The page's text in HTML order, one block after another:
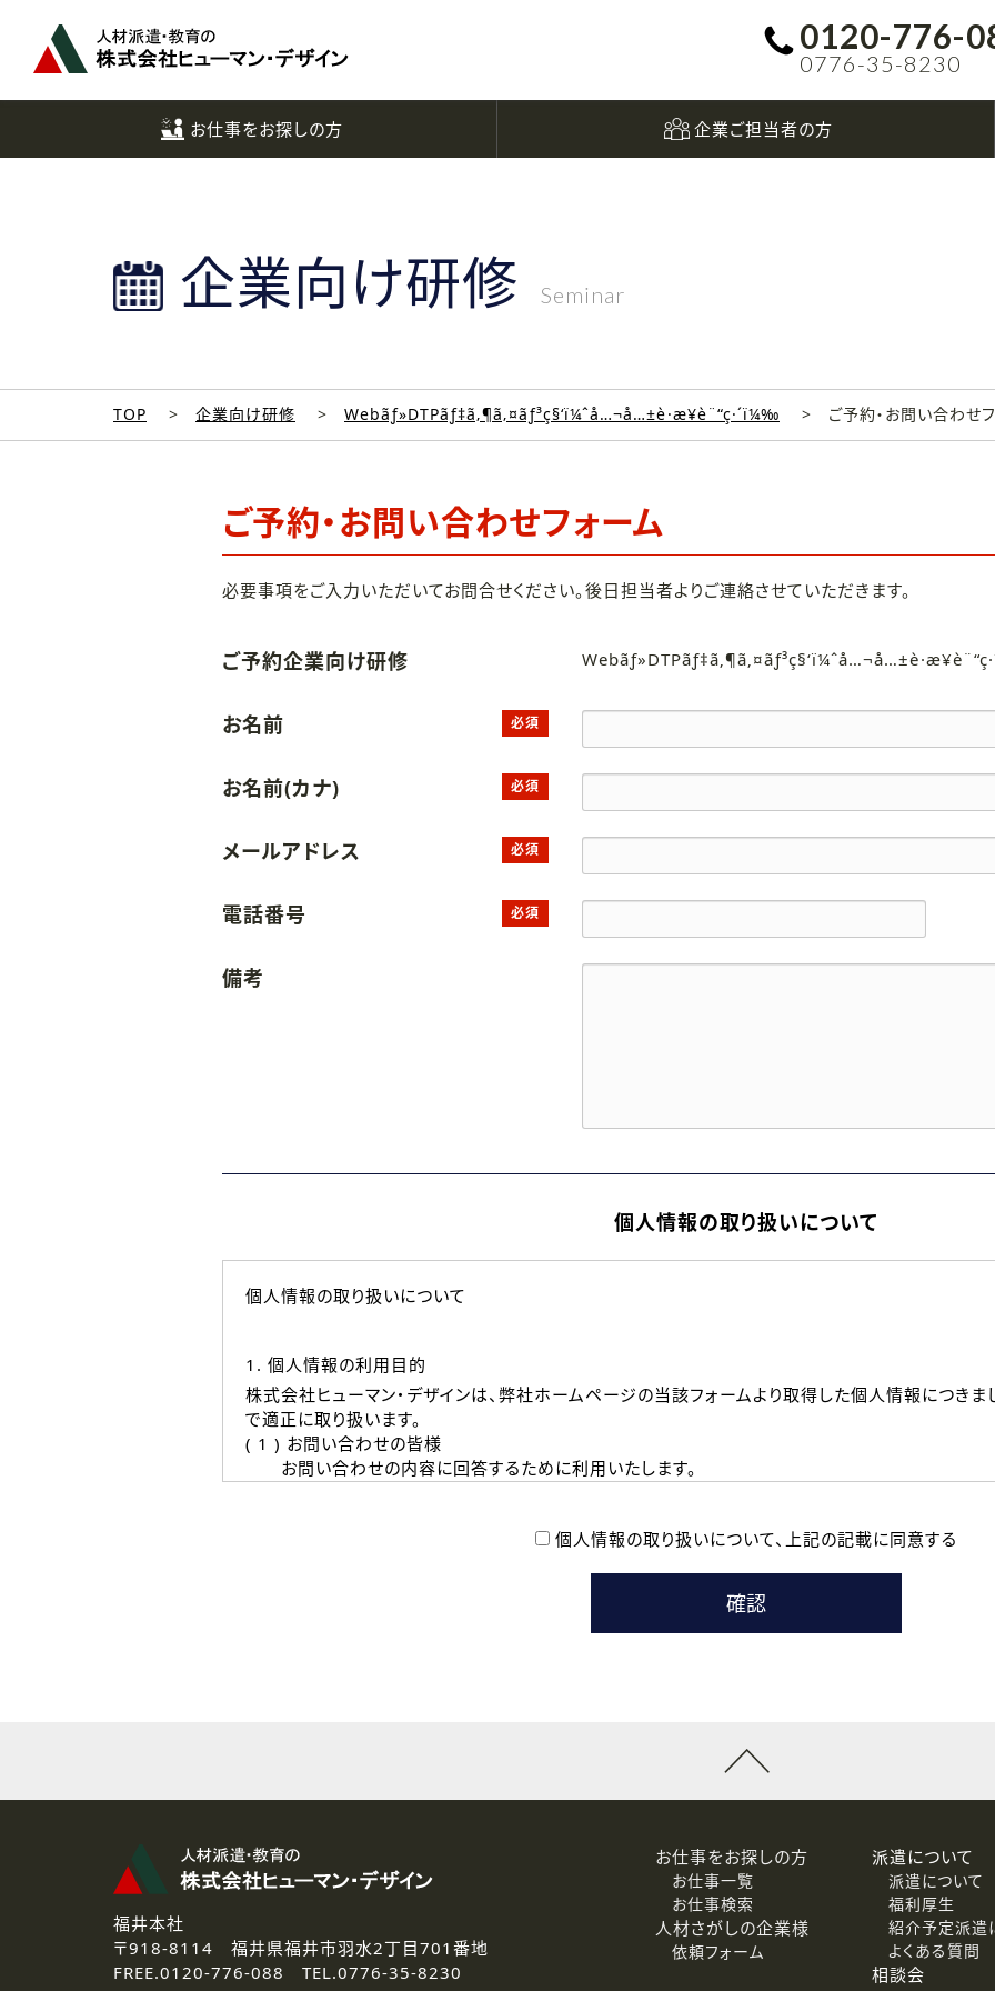
0120-776-
0776-35-8230
お仕事をお探しの方 企業ご担当者の方
企業向け研修 Seminar
TOP 企業向け研修 Webãƒ»DTPãƒ‡ã‚¶ã‚¤ãƒ³ç§‘ï¼ˆå…¬å…±è·æ¥­è¨“ç·´ï¼‰ ご予約・お問い合わせ
ご予約・お問い合わせフォーム
必要事項をご入力いただいてお問合せください。後日担当者よりご連絡させていただきます。
ご予約企業向け研修
お名前 必須
お名前(カナ) 必須
メールアドレス 必須
電話番号 必須
備考
個人情報の取り扱いについて
個人情報の取り扱いについて
1. 個人情報の利用目的
株式会社ヒューマン・デザインは、弊社ホームページの当該フォームより取得した個人情報につき
で適正に取り扱います。
( 1 ) お問い合わせの皆様
お問い合わせの内容に回答するために利用いたします。
本登録に関するご連絡および本登録時の参考情報として利用いたします。
なお、ご連絡手段は、電話・Ｅメールのいずれかの方法といたします。
3.個人情報の取り扱いの委託
弊社の定める個人情報保護の評価基準を満たした委託先に、個人情報を委託する場合があります。
4.個人情報の開示等について
ご提供いただいた個人情報の開示等（利用目的の通知、開示、訂正、追加または削除、利用の停止、
個人情報の取り扱いについて、 上記の記載に同意する
へ
福井本社
〒918-8114 福井県福井市羽水2丁目701番地
FREE.0120-776-088 TEL.0776-35-8230
お仕事をお探しの方
お仕事一覧
お仕事検索
人材さがしの企業様
依頼フォーム
派遣について
派遣について
福利厚生
紹介予定派遣
よくある質問
相談会